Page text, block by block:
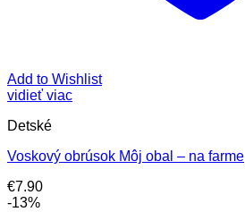
Add to Wishlist
vidieť viac
Detské
Voskový obrúsok Môj obal – na farme
€7.90
-13%